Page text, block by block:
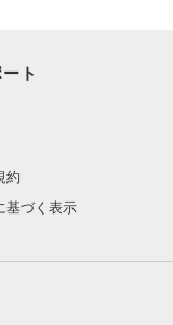
ト
約
基づく表示